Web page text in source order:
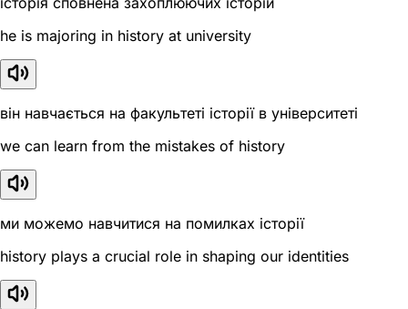
he is majoring in history at university
він навчається на факультеті історії в університеті
we can learn from the mistakes of history
ми можемо навчитися на помилках історії
history plays a crucial role in shaping our identities